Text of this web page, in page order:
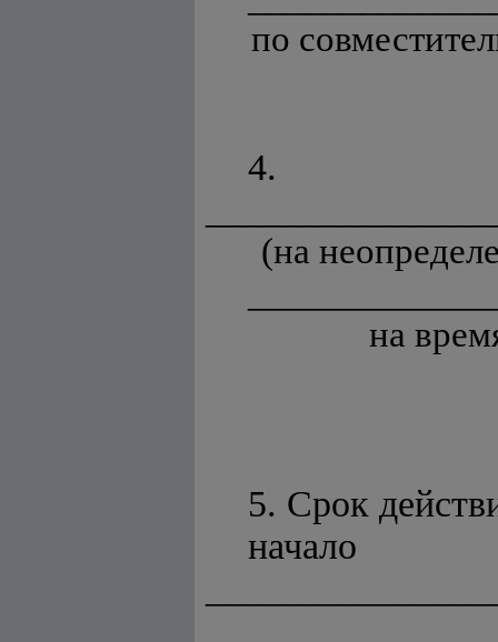
по
4.
(на
на
5. Срок
начало